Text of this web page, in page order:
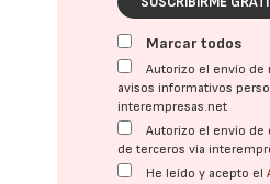
Marcar todos
Autorizo el envío de
avisos informativos
interempresas.net
Autorizo el envío de
de terceros vía
He leído y acepto el